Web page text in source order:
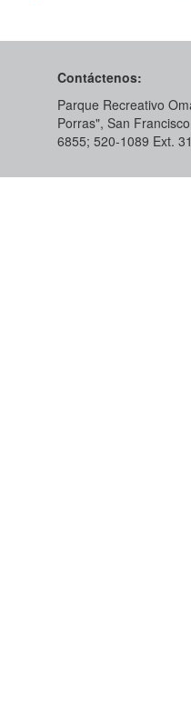
Contáctenos:
Parque Recreativo
Porras", San
6855; 520-1089​ Ext.